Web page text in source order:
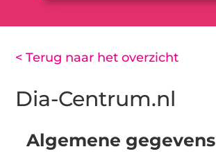
< Terug naar het overzicht
Dia-Centrum.nl
Algemene gegevens